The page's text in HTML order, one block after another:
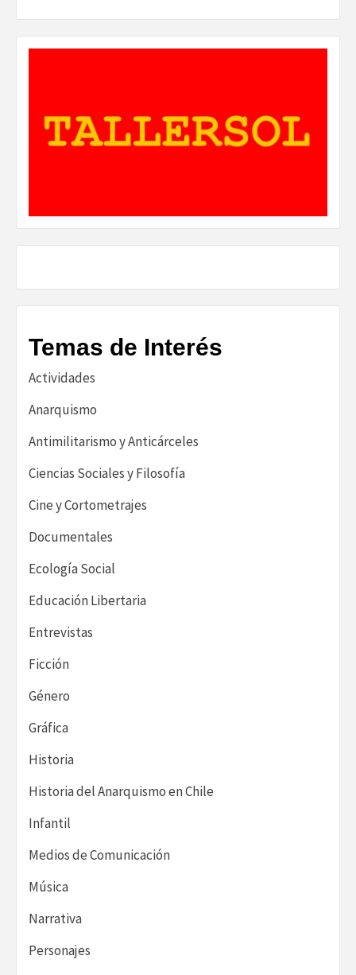
Temas de Interés
Actividades
Anarquismo
Antimilitarismo y Anticárceles
Ciencias Sociales y Filosofía
Cine y Cortometrajes
Documentales
Ecología Social
Educación Libertaria
Entrevistas
Ficción
Género
Gráfica
Historia
Historia del Anarquismo en Chile
Infantil
Medios de Comunicación
Música
Narrativa
Personajes